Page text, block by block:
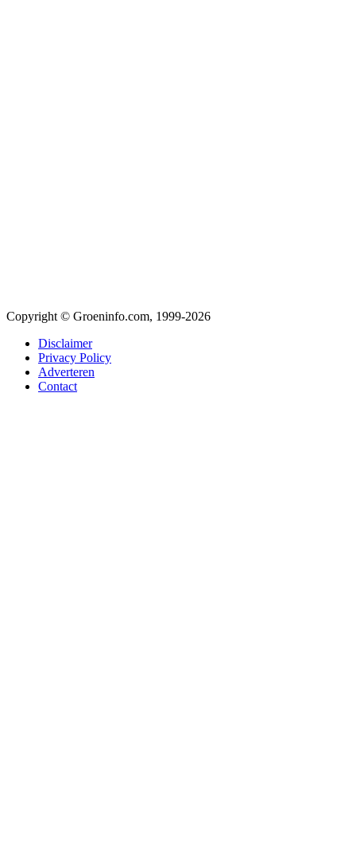
Copyright © Groeninfo.com, 1999-2026
Disclaimer
Privacy Policy
Adverteren
Contact